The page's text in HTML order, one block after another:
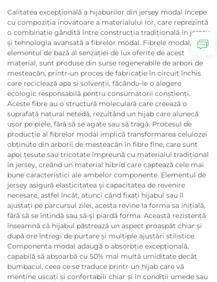
Calitatea excepțională a hijaburilor din jersey modal începe
cu compoziția inovatoare a materialului lor, care reprezintă
o combinație gândită între construcția tradițională în jersey
și tehnologia avansată a fibrelor modal. Fibrele modal,
elementul de bază al senzației de lux oferite de acest
material, sunt produse din surse regenerabile de arbori de
mesteacăn, printr-un proces de fabricație în circuit închis
care reciclează apa și solvenții, făcându-le o alegere
ecologic responsabilă pentru consumatorii conștienți.
Aceste fibre au o structură moleculară care creează o
suprafață natural netedă, rezultând un hijab care alunecă
ușor pe piele, fără să se agațe sau să tragă. Procesul de
producție al fibrelor modal implică transformarea celulozei
obținute din arborii de mesteacăn în fibre fine, care sunt
apoi țesute sau tricotate împreună cu materialul tradițional
în jersey, creând un material hibrid care captează cele mai
bune caracteristici ale ambelor componente. Elementul de
jersey asigură elasticitatea și capacitatea de revenire
necesare, astfel încât, atunci când fixați hijabul sau îl
ajustați pe parcursul zilei, acesta revine la forma sa inițială,
fără să se întindă sau să-și piardă forma. Această rezistență
înseamnă că hijabul păstrează un aspect proaspăt chiar și
după ore întregi de purtare și multiple ajustări stilistice.
Componenta modal adaugă o absorbție excepțională,
capabilă să absoarbă cu 50% mai multă umiditate decât
bumbacul, ceea ce se traduce printr-un hijab care vă
menține uscați și confortabili chiar și în condiții umede sau